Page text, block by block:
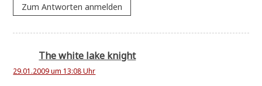
Zum Antworten anmelden
The white lake knight
29.01.2009 um 13:08 Uhr